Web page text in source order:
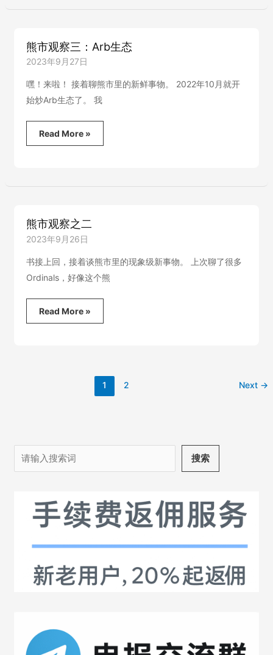
职
7
年，
期
处
于
苦
熊市观察三：Arb生态
2023年9月27日
嘿！来啦！ 接着聊熊市里的新鲜事物。 2022年10月就开
始炒Arb生态了。 我
熊
市
Read More »
熊市观察之二
2023年9月26日
书接上回，接着谈熊市里的现象级新事物。 上次聊了很多
Ordinals，好像这个熊
熊
市
Read More »
1 2 Next →
搜
索
搜索